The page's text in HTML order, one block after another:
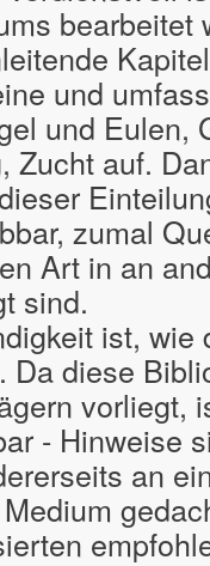
bearbeitet
und
und Eulen,
Zucht auf.
zumal
Art in an
sind.
ist, wie
Da diese
vorliegt,
- Hinweise
an